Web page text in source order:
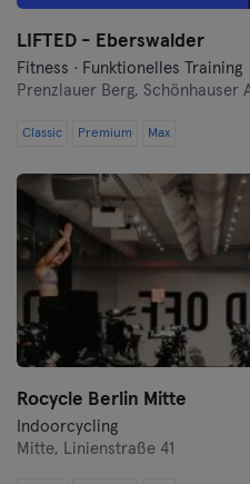
LIFTED - Eberswalder
Fitness · Funktionelles Training
Prenzlauer Berg, Schönhauser
Classic Premium Max
Rocycle Berlin Mitte
Indoorcycling
Mitte, Linienstraße 41
Nürnberg
Oberhausen
Potsdam
Ravensburg
Regensburg
Reutlingen
Rostock